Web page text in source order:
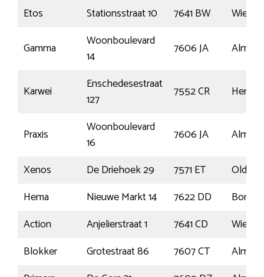
Etos Stationsstraat 10 7641 BW
Gamma
Woonboulevard
14
7606 JA Almelo
Karwei
Enschedesestraat
127
7552 CR
Praxis
Woonboulevard
16
7606 JA
Almelo
Xenos
De Driehoek 29 7571 ET
Hema
Nieuwe Markt 14 7622 DD
Borne
Action
Anjelierstraat 1 7641 CD
Blokker
Grotestraat 86 7607 CT
Almelo